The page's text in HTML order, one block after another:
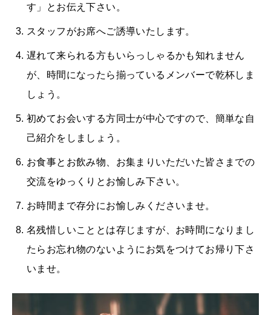
す」とお伝え下さい。
スタッフがお席へご誘導いたします。
遅れて来られる方もいらっしゃるかも知れません
が、時間になったら揃っているメンバーで乾杯しま
しょう。
初めてお会いする方同士が中心ですので、簡単な自
己紹介をしましょう。
お食事とお飲み物、お集まりいただいた皆さまでの
交流をゆっくりとお愉しみ下さい。
お時間まで存分にお愉しみくださいませ。
名残惜しいこととは存じますが、お時間になりまし
たらお忘れ物のないようにお気をつけてお帰り下さ
いませ。